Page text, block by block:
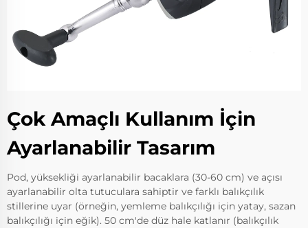
Çok Amaçlı Kullanım İçin
Ayarlanabilir Tasarım
Pod, yüksekliği ayarlanabilir bacaklara (30-60 cm) ve açısı
ayarlanabilir olta tutuculara sahiptir ve farklı balıkçılık
stillerine uyar (örneğin, yemleme balıkçılığı için yatay, sazan
balıkçılığı için eğik). 50 cm'de düz hale katlanır (balıkçılık